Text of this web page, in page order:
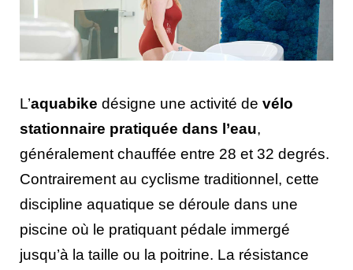
L’aquabike désigne une activité de vélo
stationnaire pratiquée dans l’eau,
généralement chauffée entre 28 et 32 degrés.
Contrairement au cyclisme traditionnel, cette
discipline aquatique se déroule dans une
piscine où le pratiquant pédale immergé
jusqu’à la taille ou la poitrine. La résistance